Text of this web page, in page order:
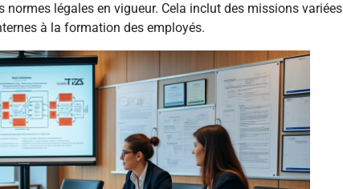
normes légales en vigueur. Cela inclut des missions variées
à la formation des employés.